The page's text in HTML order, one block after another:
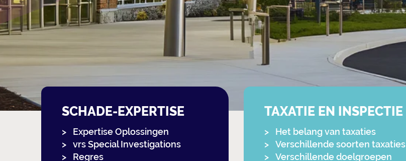
SCHADE-EXPERTISE
Expertise Oplossingen
vrs Special Investigations
Regres
TAXATIE EN INSPECTIE
Het belang van taxaties
Verschillende soorten taxaties
Verschillende doelgroepen